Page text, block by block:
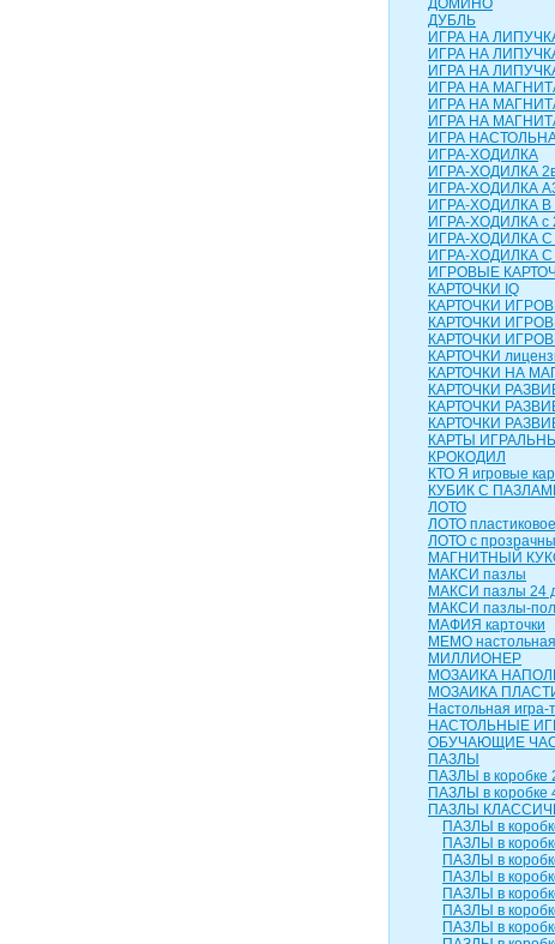
ДОМИНО
ДУБЛЬ
ИГРА НА
ИГРА НА
ИГРА НА
ИГРА НА
ИГРА НА
ИГРА НА
ИГРА
ИГРА-ХОДИЛКА
ИГРА-ХОДИЛКА
ИГРА-ХОДИЛКА
ИГРА-ХОДИЛКА
ИГРА-ХОДИЛКА с
ИГРА-ХОДИЛКА
ИГРА-ХОДИЛКА
ИГРОВЫЕ
КАРТОЧКИ IQ
КАРТОЧКИ
КАРТОЧКИ
КАРТОЧКИ
КАРТОЧКИ
КАРТОЧКИ НА
КАРТОЧКИ
КАРТОЧКИ
КАРТОЧКИ
КАРТЫ
КРОКОДИЛ
КТО Я игровые
КУБИК С
ЛОТО
ЛОТО пластиковое
ЛОТО с
МАГНИТНЫЙ
МАКСИ пазлы
МАКСИ пазлы 24
МАКСИ пазлы-
МАФИЯ карточки
МЕМО
МИЛЛИОНЕР
МОЗАИКА
МОЗАИКА
Настольная игра-
НАСТОЛЬНЫЕ
ОБУЧАЮЩИЕ
ПАЗЛЫ
ПАЗЛЫ в коробке
ПАЗЛЫ в коробке
ПАЗЛЫ
ПАЗЛЫ в
ПАЗЛЫ в
ПАЗЛЫ в
ПАЗЛЫ в
ПАЗЛЫ в
ПАЗЛЫ в
ПАЗЛЫ в